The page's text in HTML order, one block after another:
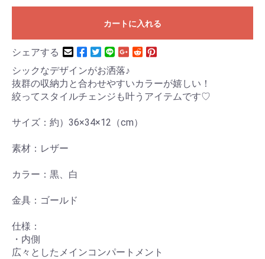
カートに入れる
シェアする
シックなデザインがお洒落♪
抜群の収納力と合わせやすいカラーが嬉しい！
絞ってスタイルチェンジも叶うアイテムです♡
サイズ：約）36×34×12（cm）
素材：レザー
カラー：黒、白
金具：ゴールド
仕様：
・内側
広々としたメインコンパートメント